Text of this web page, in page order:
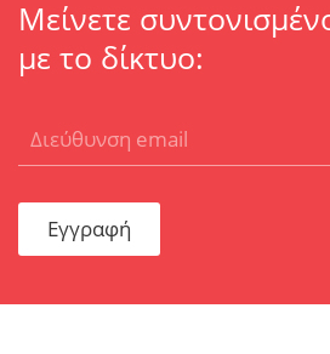
Μείνετε
με το δίκτυο:
Εγγραφή